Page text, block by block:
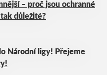
– proč jsou ochranné
důležité?
Národní ligy! Přejeme